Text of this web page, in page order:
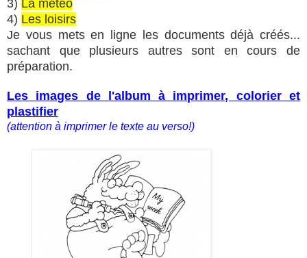
3) La météo
4) Les loisirs
Je vous mets en ligne les documents déjà créés...
sachant que plusieurs autres sont en cours de
préparation.
Les images de l'album à imprimer, colorier et
plastifier
(attention à imprimer le texte au verso!)